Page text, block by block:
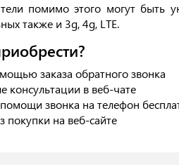
помимо этого могут быть
также и 3g, 4g, LTE.
заказа обратного звонка
консультации в веб-чате
звонка на телефон
покупки на веб-сайте